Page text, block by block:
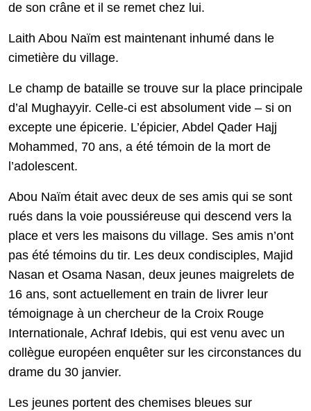
de son crâne et il se remet chez lui.
Laith Abou Naïm est maintenant inhumé dans le
cimetière du village.
Le champ de bataille se trouve sur la place principale
d’al Mughayyir. Celle-ci est absolument vide – si on
excepte une épicerie. L’épicier, Abdel Qader Hajj
Mohammed, 70 ans, a été témoin de la mort de
l’adolescent.
Abou Naïm était avec deux de ses amis qui se sont
rués dans la voie poussiéreuse qui descend vers la
place et vers les maisons du village. Ses amis n’ont
pas été témoins du tir. Les deux condisciples, Majid
Nasan et Osama Nasan, deux jeunes maigrelets de
16 ans, sont actuellement en train de livrer leur
témoignage à un chercheur de la Croix Rouge
Internationale, Achraf Idebis, qui est venu avec un
collègue européen enquêter sur les circonstances du
drame du 30 janvier.
Les jeunes portent des chemises bleues sur